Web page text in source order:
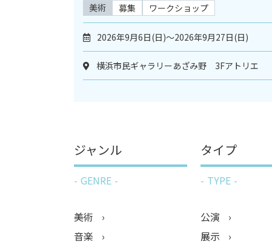
美術 募集 ワークショップ
2026年9月6日(日)～2026年9月27日(日)
横浜市民ギャラリーあざみ野 3Fアトリエ
ジャンル
GENRE
美術
音楽
タイプ
TYPE
公演
展示